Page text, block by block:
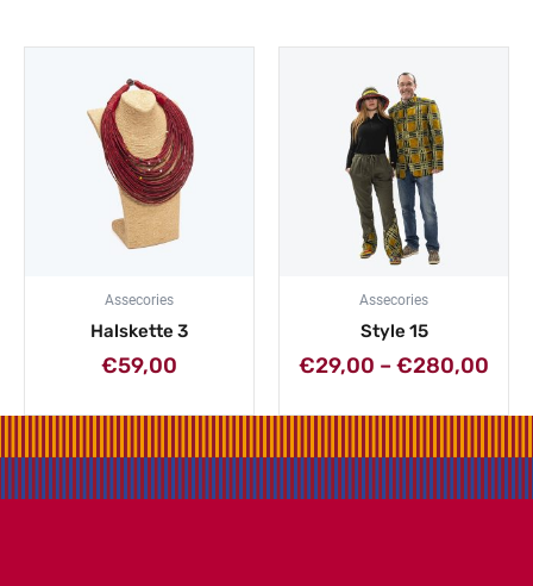
Assecories
Halskette 3
€59,00
Assecories
Style 15
€29,00 –€280,00